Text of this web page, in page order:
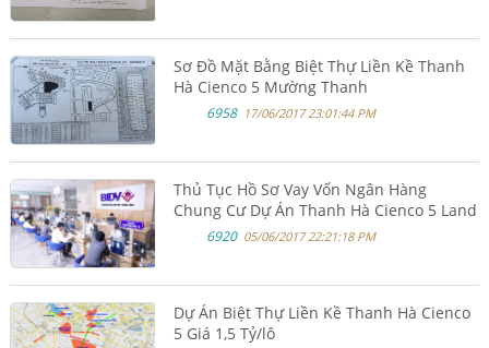
Sơ Đồ Mặt Bằng Biệt Thự Liền Kề Thanh
Hà Cienco 5 Mường Thanh
6958 17/06/2017 23:01:44 PM
Thủ Tục Hồ Sơ Vay Vốn Ngân Hàng
Chung Cư Dự Án Thanh Hà Cienco 5 Land
6920 05/06/2017 22:21:18 PM
Dự Án Biệt Thự Liền Kề Thanh Hà Cienco
5 Giá 1,5 Tỷ/lô